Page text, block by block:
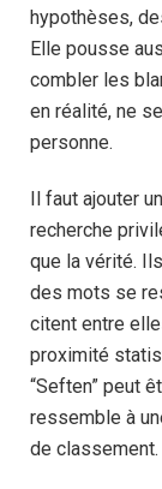
hypothèses,
Elle pousse
combler les
en réalité, ne
personne.
Il faut ajouter
recherche
que la vérité.
des mots se
citent entre
proximité
“Seften” peut
ressemble à
de classement.